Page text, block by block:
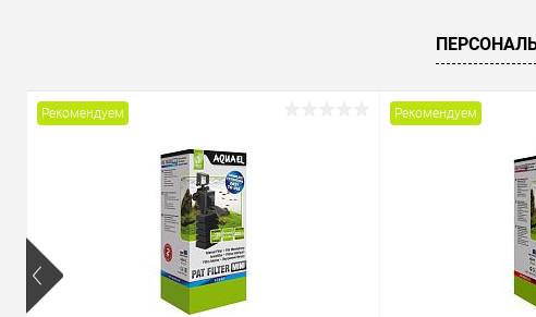
Рекомендуем Рекомендуем